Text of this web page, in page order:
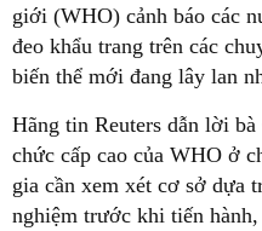
giới (WHO) cảnh báo các
đeo khẩu trang trên các
biến thể mới đang lây lan
Hãng tin Reuters dẫn lời
chức cấp cao của WHO ở
gia cần xem xét cơ sở dựa
nghiệm trước khi tiến hành,